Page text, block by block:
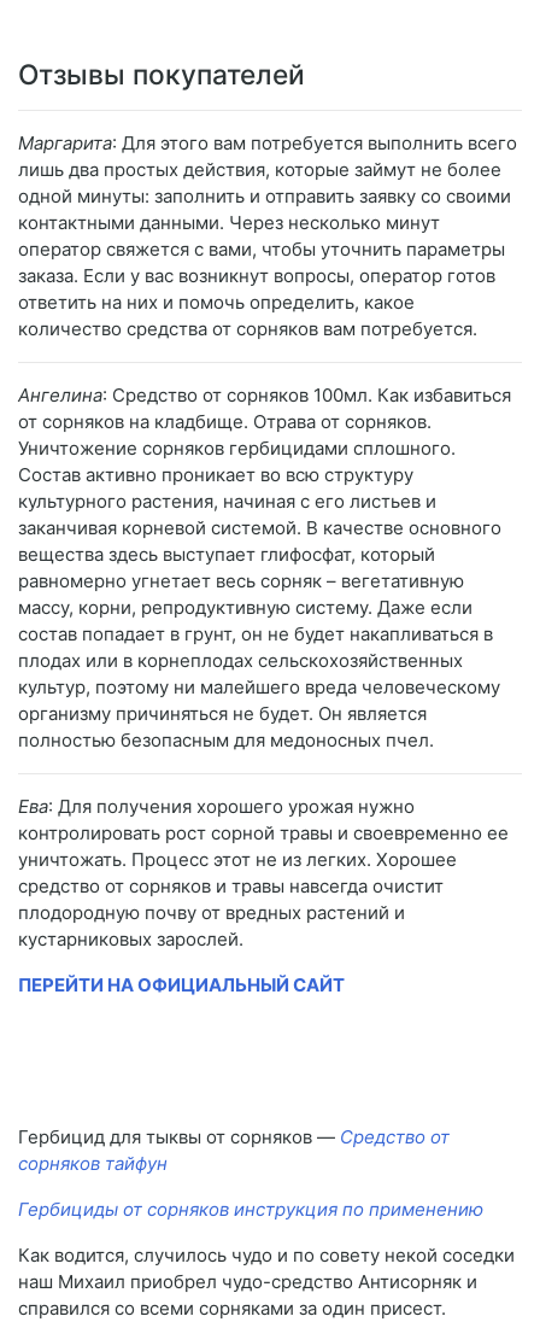
Отзывы покупателей
Маргарита: Для этого вам потребуется выполнить всего
лишь два простых действия, которые займут не более
одной минуты: заполнить и отправить заявку со своими
контактными данными. Через несколько минут
оператор свяжется с вами, чтобы уточнить параметры
заказа. Если у вас возникнут вопросы, оператор готов
ответить на них и помочь определить, какое
количество средства от сорняков вам потребуется.
Ангелина: Средство от сорняков 100мл. Как избавиться
от сорняков на кладбище. Отрава от сорняков.
Уничтожение сорняков гербицидами сплошного.
Состав активно проникает во всю структуру
культурного растения, начиная с его листьев и
заканчивая корневой системой. В качестве основного
вещества здесь выступает глифосфат, который
равномерно угнетает весь сорняк – вегетативную
массу, корни, репродуктивную систему. Даже если
состав попадает в грунт, он не будет накапливаться в
плодах или в корнеплодах сельскохозяйственных
культур, поэтому ни малейшего вреда человеческому
организму причиняться не будет. Он является
полностью безопасным для медоносных пчел.
Ева: Для получения хорошего урожая нужно
контролировать рост сорной травы и своевременно ее
уничтожать. Процесс этот не из легких. Хорошее
средство от сорняков и травы навсегда очистит
плодородную почву от вредных растений и
кустарниковых зарослей.
ПЕРЕЙТИ НА ОФИЦИАЛЬНЫЙ САЙТ
Гербицид для тыквы от сорняков — Средство от
сорняков тайфун
Гербициды от сорняков инструкция по применению
Как водится, случилось чудо и по совету некой соседки
наш Михаил приобрел чудо-средство Антисорняк и
справился со всеми сорняками за один присест.